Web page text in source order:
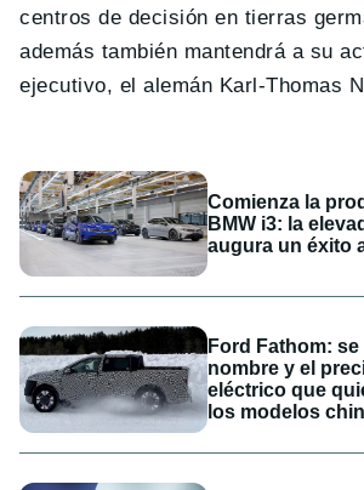
centros de decisión en tierras
además también mantendrá a su
ejecutivo, el alemán Karl-Thomas
Comienza la
BMW i3: la
augura un éxito
Ford Fathom: se
nombre y el
eléctrico que
los modelos